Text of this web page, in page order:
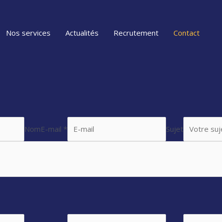
Nos services Actualités Recrutement Contact
NomE-mail * Sujet